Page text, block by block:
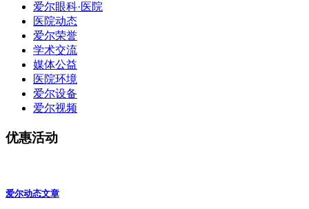
爱尔眼科·医院
医院动态
爱尔荣誉
学术交流
媒体公益
医院环境
爱尔设备
爱尔视频
优惠活动
爱尔动态文章